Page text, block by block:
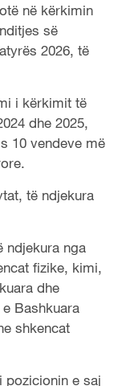
në kërkimin
së
2026, të
i kërkimit të
dhe 2025,
10 vendeve më
të ndjekura
ndjekura nga
fizike, kimi,
dhe
Bashkuara
shkencat
pozicionin e saj